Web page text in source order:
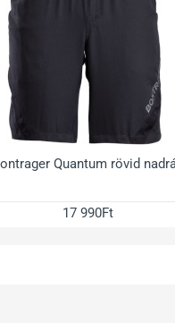
Quantum rövid
17 990Ft